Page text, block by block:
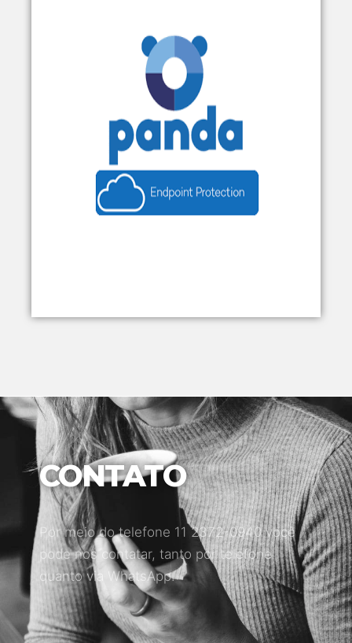
CONTATO
Por meio do telefone 11 2372-0940 você
pode nos contatar, tanto por telefone
quanto via WhatsApp.